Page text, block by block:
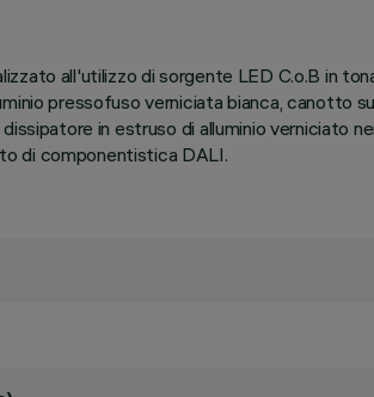
all'utilizzo di sorgente LED C.o.B in
pressofuso verniciata bianca,
in estruso di alluminio verniciato
di componentistica DALI.